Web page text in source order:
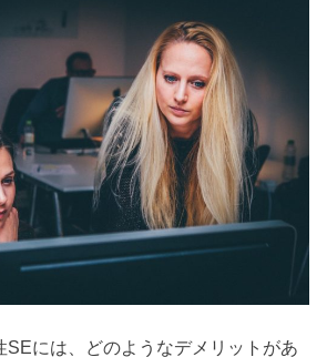
SEには、どのようなデメリットがあ